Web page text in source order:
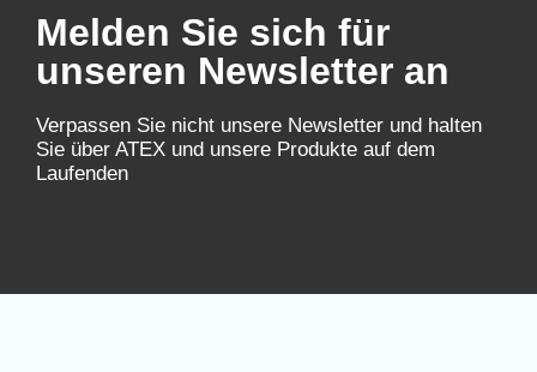
Melden Sie sich für
unseren Newsletter an
Verpassen Sie nicht unsere Newsletter und halten
Sie über ATEX und unsere Produkte auf dem
Laufenden